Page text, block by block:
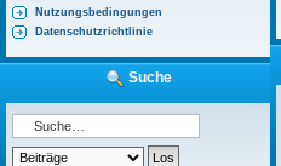
Nutzungsbedingungen
Datenschutzrichtlinie
Suche